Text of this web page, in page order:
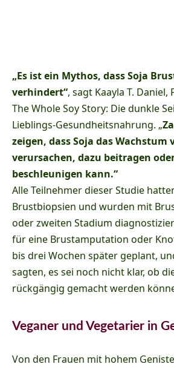
„Es ist ein Mythos, dass Soja
verhindert“, sagt Kaayla T.
The Whole Soy Story: Die dunkle
Lieblings-Gesundheitsnahrung. „
zeigen, dass Soja das Wachstum
verursachen, dazu beitragen
beschleunigen kann.“
Alle Teilnehmer dieser Studie
Brustbiopsien und wurden mit
oder zweiten Stadium
für eine Brustamputation oder
bis drei Wochen später geplant,
sagten, es sei noch nicht klar, ob
rückgängig gemacht werden
Veganer und Vegetarier in
Von den Frauen mit hohem